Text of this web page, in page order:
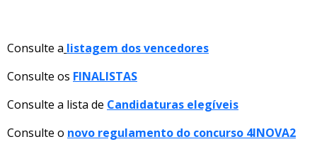
Consulte a listagem dos vencedores
Consulte os FINALISTAS
Consulte a lista de Candidaturas elegíveis
Consulte o novo regulamento do concurso 4INOVA2